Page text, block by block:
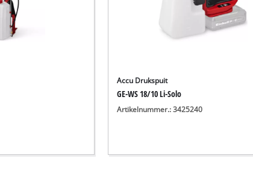
Accu Drukspuit
GE-WS 18/10 Li-Solo
Artikelnummer.: 3425240